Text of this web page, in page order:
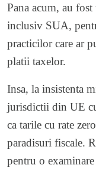
Pana acum, au
inclusiv SUA,
practicilor care ar
platii taxelor.
Insa, la insistenta
jurisdictii din UE
ca tarile cu rate
paradisuri fiscale.
pentru o